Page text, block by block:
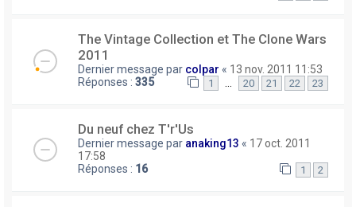
The Vintage Collection et The Clone Wars
2011
Dernier message par colpar « 13 nov. 2011 11:53
Réponses : 335 1 20 21 22 23
Du neuf chez T'r'Us
Dernier message par anaking13 « 17 oct. 2011
17:58
Réponses : 16 1 2